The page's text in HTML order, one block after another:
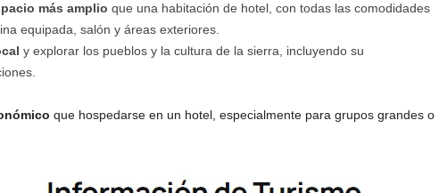
más amplio que una habitación de hotel, con todas las comodidades
equipada, salón y áreas exteriores.
y explorar los pueblos y la cultura de la sierra, incluyendo su
que hospedarse en un hotel, especialmente para grupos grandes o